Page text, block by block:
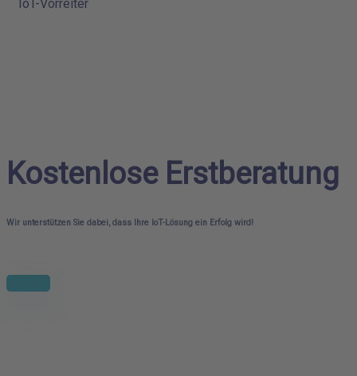
IoT-Vorreiter
Kostenlose Erstberatung
Wir unterstützen Sie dabei, dass Ihre IoT-Lösung ein Erfolg wird!